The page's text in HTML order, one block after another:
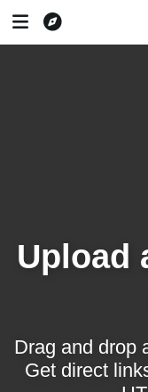
Upload
Drag and drop
Get direct